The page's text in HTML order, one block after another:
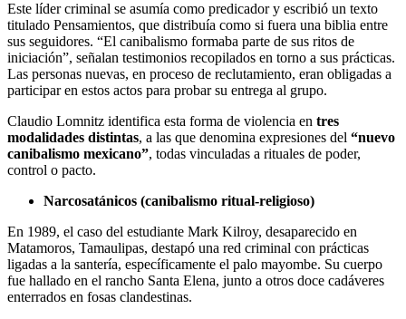
Este líder criminal se asumía como predicador y escribió un texto
titulado Pensamientos, que distribuía como si fuera una biblia entre
sus seguidores. “El canibalismo formaba parte de sus ritos de
iniciación”, señalan testimonios recopilados en torno a sus prácticas.
Las personas nuevas, en proceso de reclutamiento, eran obligadas a
participar en estos actos para probar su entrega al grupo.
Claudio Lomnitz identifica esta forma de violencia en tres
modalidades distintas, a las que denomina expresiones del “nuevo
canibalismo mexicano”, todas vinculadas a rituales de poder,
control o pacto.
Narcosatánicos (canibalismo ritual-religioso)
En 1989, el caso del estudiante Mark Kilroy, desaparecido en
Matamoros, Tamaulipas, destapó una red criminal con prácticas
ligadas a la santería, específicamente el palo mayombe. Su cuerpo
fue hallado en el rancho Santa Elena, junto a otros doce cadáveres
enterrados en fosas clandestinas.